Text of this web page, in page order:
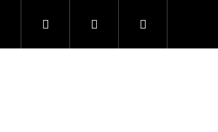
Obchodní podmínky
Hledat PřihlášeníNákupní